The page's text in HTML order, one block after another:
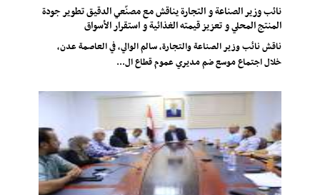
نائب وزير الصناعة و التجارة يناقش مع مصنّعي الدقيق تطوير جودة
المنتج المحلي و تعزيز قيمته الغذائية و استقرار الأسواق
ناقش نائب وزير الصناعة والتجارة، سالم الوالي، في العاصمة عدن،
خلال اجتماع موسع ضم مديري عموم قطاع ال...